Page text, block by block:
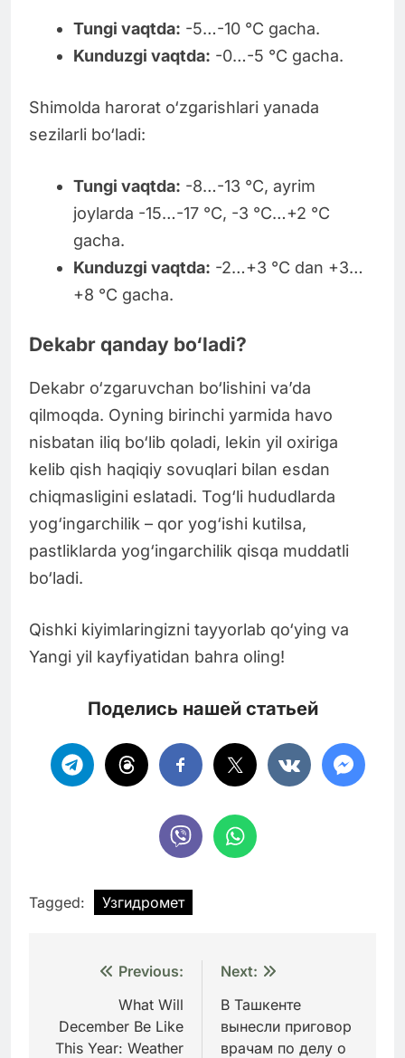
Tungi vaqtda: -5…-10 °C gacha.
Kunduzgi vaqtda: -0…-5 °C gacha.
Shimolda harorat o‘zgarishlari yanada
sezilarli bo‘ladi:
Tungi vaqtda: -8…-13 °C, ayrim
joylarda -15…-17 °C, -3 °C…+2 °C
gacha.
Kunduzgi vaqtda: -2…+3 °C dan +3…
+8 °C gacha.
Dekabr qanday bo‘ladi?
Dekabr o‘zgaruvchan bo‘lishini va’da
qilmoqda. Oyning birinchi yarmida havo
nisbatan iliq bo‘lib qoladi, lekin yil oxiriga
kelib qish haqiqiy sovuqlari bilan esdan
chiqmasligini eslatadi. Tog‘li hududlarda
yog‘ingarchilik – qor yog‘ishi kutilsa,
pastliklarda yog‘ingarchilik qisqa muddatli
bo‘ladi.
Qishki kiyimlaringizni tayyorlab qo‘ying va
Yangi yil kayfiyatidan bahra oling!
Поделись нашей статьей
Tagged: Узгидромет
Навигация
записям
Previous:
What Will
December Be Like
This Year: Weather
Next:
В Ташкенте
вынесли приговор
врачам по делу о